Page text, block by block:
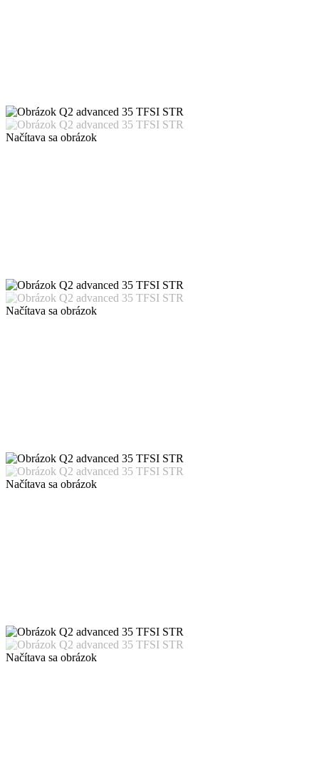
Načítava sa obrázok
Načítava sa obrázok
Načítava sa obrázok
Načítava sa obrázok